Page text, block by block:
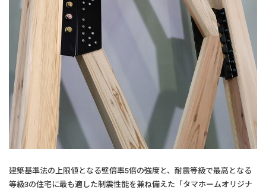
建築基準法の上限値となる壁倍率5倍の強度と、耐震等級で最高となる
等級3の住宅に最も適した制震性能を兼ね備えた「タマホームオリジナ